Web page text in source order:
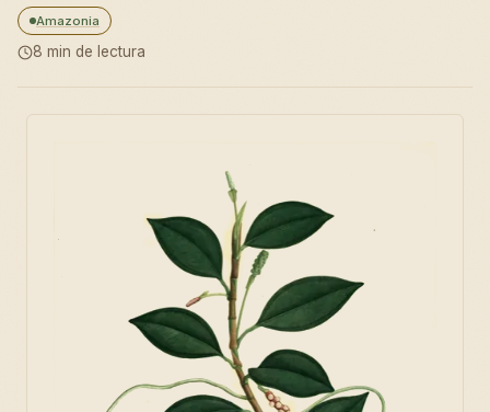
Amazonia
8 min de lectura